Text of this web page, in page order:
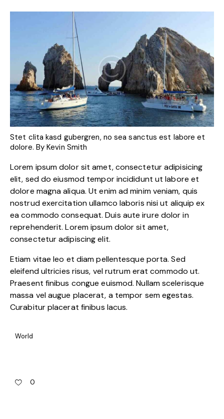
Stet clita kasd gubergren, no sea sanctus est labore et
dolore. ByKevin Smith
Lorem ipsum dolor sit amet, consectetur adipisicing
elit, sed do eiusmod tempor incididunt ut labore et
dolore magna aliqua. Ut enim ad minim veniam, quis
nostrud exercitation ullamco laboris nisi ut aliquip ex
ea commodo consequat. Duis aute irure dolor in
reprehenderit. Lorem ipsum dolor sit amet,
consectetur adipiscing elit.
Etiam vitae leo et diam pellentesque porta. Sed
eleifend ultricies risus, vel rutrum erat commodo ut.
Praesent finibus congue euismod. Nullam scelerisque
massa vel augue placerat, a tempor sem egestas.
Curabitur placerat finibus lacus.
World
0